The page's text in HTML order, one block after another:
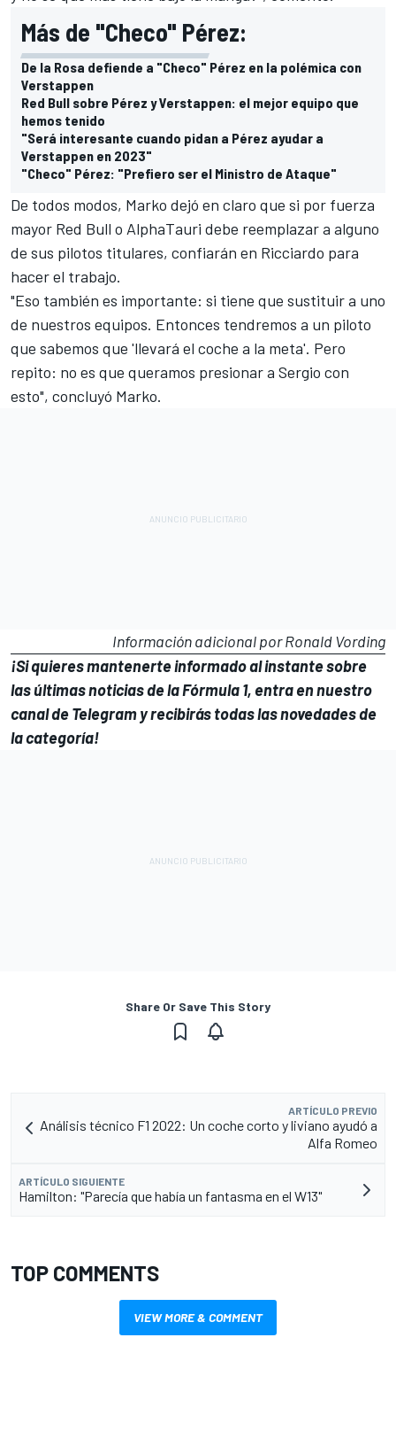
Más de "Checo" Pérez:
De la Rosa defiende a "Checo" Pérez en la polémica con
Verstappen
Red Bull sobre Pérez y Verstappen: el mejor equipo que
hemos tenido
"Será interesante cuando pidan a Pérez ayudar a
Verstappen en 2023"
"Checo" Pérez: "Prefiero ser el Ministro de Ataque"
De todos modos, Marko dejó en claro que si por fuerza
mayor Red Bull o AlphaTauri debe reemplazar a alguno
de sus pilotos titulares, confiarán en Ricciardo para
hacer el trabajo.
"Eso también es importante: si tiene que sustituir a uno
de nuestros equipos. Entonces tendremos a un piloto
que sabemos que 'llevará el coche a la meta'. Pero
repito: no es que queramos presionar a Sergio con
esto", concluyó Marko.
Información adicional por Ronald Vording
¡Si quieres mantenerte informado al instante sobre
las últimas noticias de la Fórmula 1, entra ennuestro
canal de Telegramy recibirás todas las novedades de
la categoría!
Share Or Save This Story
ARTÍCULO PREVIO
Análisis técnico F1 2022: Un coche corto y liviano ayudó a
Alfa Romeo
ARTÍCULO SIGUIENTE
Hamilton: "Parecía que había un fantasma en el W13"
TOP COMMENTS
VIEW MORE & COMMENT